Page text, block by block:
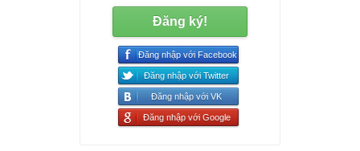
Đăng ký!
Đăng nhập với Facebook
Đăng nhập với Twitter
Đăng nhập với VK
Đăng nhập với Google